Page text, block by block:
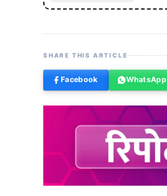
SHARE THIS ARTICLE
Facebook WhatsApp